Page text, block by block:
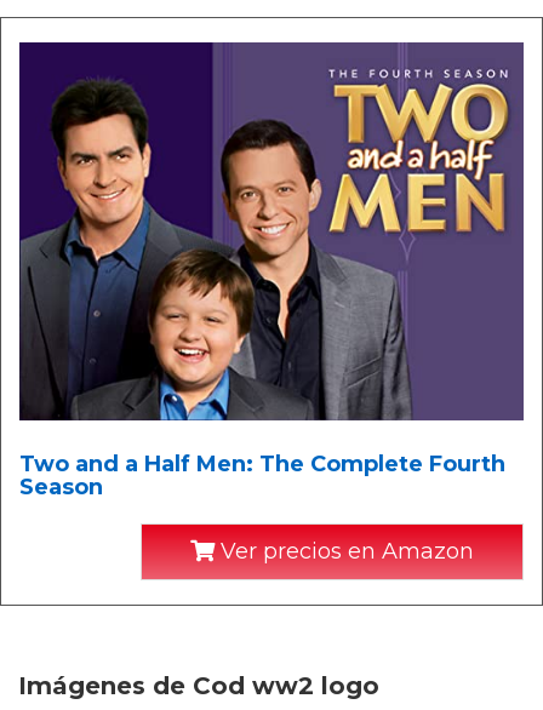
Two and a Half Men: The Complete Fourth
Season
Ver precios en Amazon
Imágenes de Cod ww2 logo